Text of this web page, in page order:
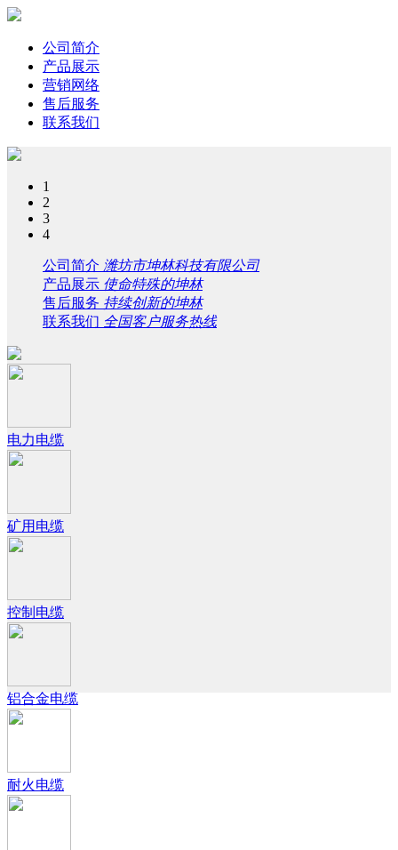
公司简介
产品展示
营销网络
售后服务
联系我们
1
2
3
4
公司简介 潍坊市坤林科技有限公司
产品展示 使命特殊的坤林
售后服务 持续创新的坤林
联系我们 全国客户服务热线
电力电缆
矿用电缆
控制电缆
铝合金电缆
耐火电缆